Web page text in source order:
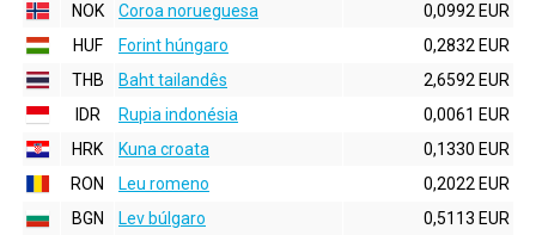
NOK
Coroa norueguesa
0,0992 EUR
HUF
Forint húngaro
0,2832 EUR
THB
Baht tailandês
2,6592 EUR
IDR
Rupia indonésia
0,0061 EUR
HRK
Kuna croata
0,1330 EUR
RON
Leu romeno
0,2022 EUR
BGN
Lev búlgaro
0,5113 EUR